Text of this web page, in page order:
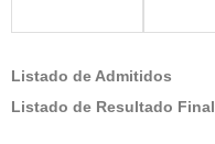
Listado de Admitidos
Listado de Resultado Final